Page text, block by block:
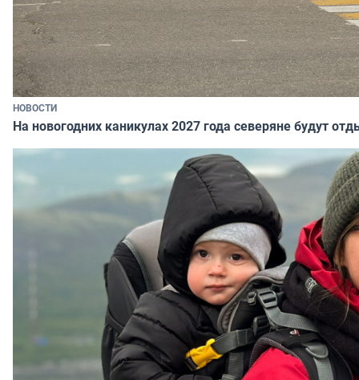
НОВОСТИ
На новогодних каникулах 2027 года северяне будут